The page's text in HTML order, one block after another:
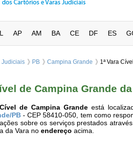
AP AM BA CE DF ES
Judiciais PB Campina Grande 1ª Vara
de Campina Grande
de Campina Grandeestá
PB - CEP 58410-050, tem como
sobre os serviços prestados
da Vara no endereço acima.